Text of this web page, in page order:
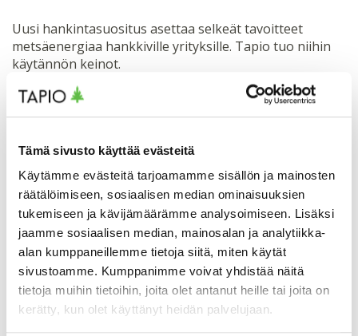
Tämä sivusto käyttää evästeitä
Käytämme evästeitä tarjoamamme sisällön ja mainosten
räätälöimiseen, sosiaalisen median ominaisuuksien
tukemiseen ja kävijämäärämme analysoimiseen. Lisäksi
jaamme sosiaalisen median, mainosalan ja analytiikka-
alan kumppaneillemme tietoja siitä, miten käytät
sivustoamme. Kumppanimme voivat yhdistää näitä
tietoja muihin tietoihin, joita olet antanut heille tai joita on
kerätty, kun olet käyttänyt heidän palvelujaan.
Uusi hankintasuositus asettaa selkeät tavoitteet
metsäenergiaa hankkiville yrityksille. Tapio tuo niihin
käytännön keinot.
Tapio Palvelut Oy tarjoaa energiapuun käyttäjille sekä
hankintaketjun toimijoille monipuolista tukea
Etä- ja maastokoulutukset henkilöstön ja
urakoitsijoiden kouluttamiseksi
monimuotoisuustoimien käytäntöihin.
Käsiteltävinä aiheina esimerkiksi:
Monimuotoisuus käytännössä: mitä ja miten?
Luonnonhoidon keinojen hyödyntäminen,
esimerkkeinä sekapuustoisuus, säästöpuut,
lahopuut ja suojatiheiköt
Tehtäväroolien mukaiset vastuut